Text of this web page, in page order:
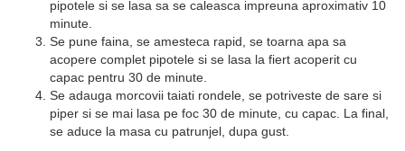
pipotele si se lasa sa se caleasca impreuna aproximativ 10
minute.
Se pune faina, se amesteca rapid, se toarna apa sa
acopere complet pipotele si se lasa la fiert acoperit cu
capac pentru 30 de minute.
Se adauga morcovii taiati rondele, se potriveste de sare si
piper si se mai lasa pe foc 30 de minute, cu capac. La final,
se aduce la masa cu patrunjel, dupa gust.